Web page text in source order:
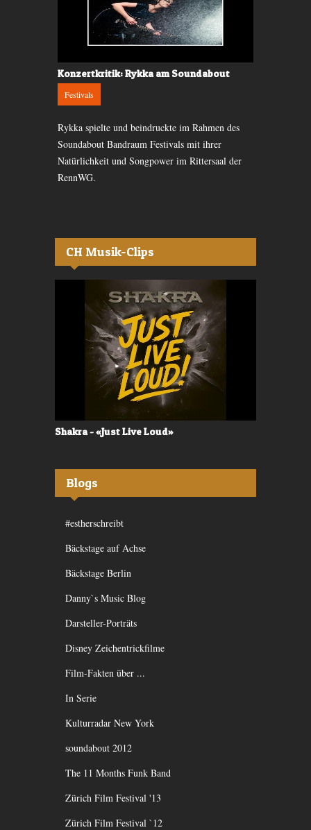
Konzertkritik: Rykka am Soundabout
Festivals
Rykka spielte und beindruckte im Rahmen des
Soundabout Bandraum Festivals mit ihrer
Natürlichkeit und Songpower im Rittersaal der
RennWG.
CH Musik-Clips
Shakra - «Just Live Loud»
Blogs
#estherschreibt
Bäckstage auf Achse
Bäckstage Berlin
Danny`s Music Blog
Darsteller-Porträts
Disney Zeichentrickfilme
Film-Fakten über ...
In Serie
Kulturradar New York
soundabout 2012
The 11 Months Funk Band
Zürich Film Festival '13
Zürich Film Festival `12